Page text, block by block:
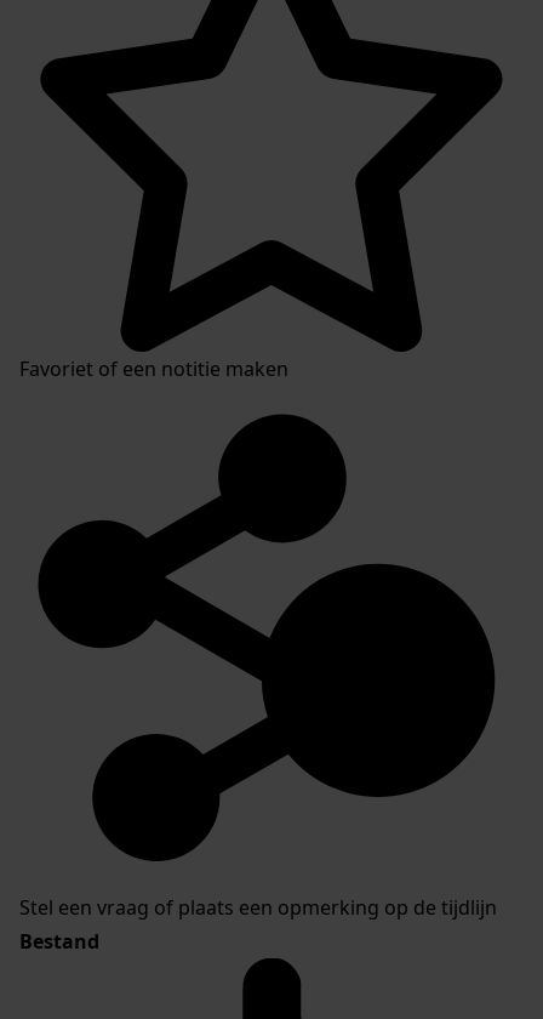
Favoriet of een notitie maken
Stel een vraag of plaats een opmerking op de tijdlijn
Bestand